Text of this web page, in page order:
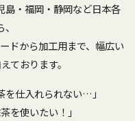
島・福岡・静岡など日本各
ドから加工用まで、幅広い
ております。
を仕入れられない…」
を使いたい！」